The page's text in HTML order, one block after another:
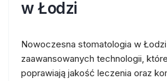
w Łodzi
Nowoczesna stomatologia w
zaawansowanych technologii,
poprawiają jakość leczenia oraz